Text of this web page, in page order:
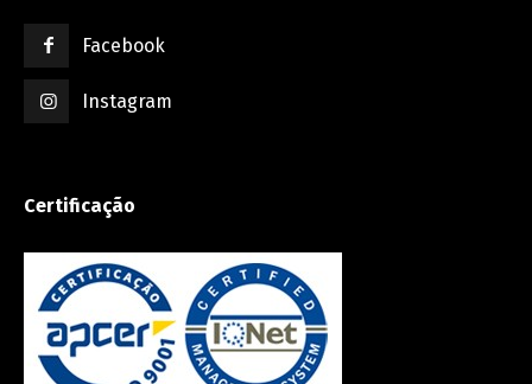
Facebook
Instagram
Certificação